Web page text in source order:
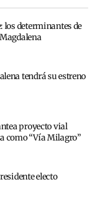
los determinantes de
tendrá su estreno
proyecto vial
como “Vía Milagro”
electo